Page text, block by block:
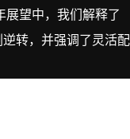
展望中，我们解释了
转，并强调了灵活配